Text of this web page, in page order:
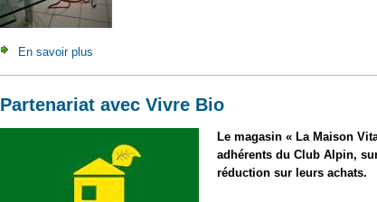
En savoir plus
Partenariat avec Vivre Bio
Le magasin « La Maison
adhérents du Club Alpin,
réduction sur leurs achats.